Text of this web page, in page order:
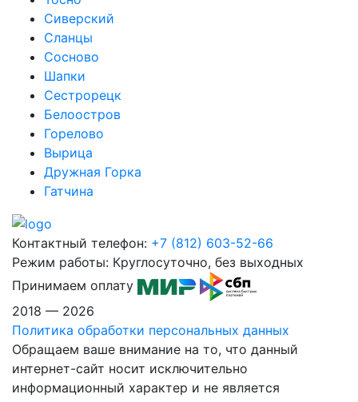
Сиверский
Сланцы
Сосново
Шапки
Сестрорецк
Белоостров
Горелово
Вырица
Дружная Горка
Гатчина
Контактный телефон: +7 (812) 603-52-66
Режим работы: Круглосуточно, без выходных
Принимаем оплату
2018 — 2026
Политика обработки персональных данных
Обращаем ваше внимание на то, что данный
интернет-сайт носит исключительно
информационный характер и не является